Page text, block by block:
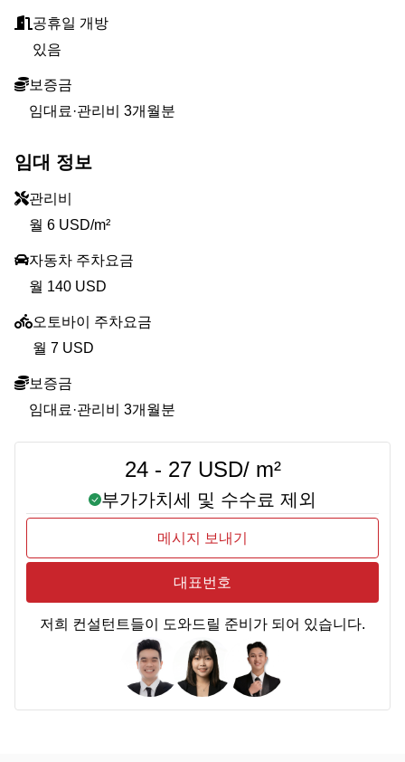
공휴일 개방
있음
보증금
임대료·관리비 3개월분
임대 정보
관리비
월 6 USD/m²
자동차 주차요금
월 140 USD
오토바이 주차요금
월 7 USD
보증금
임대료·관리비 3개월분
24 - 27 USD/ m²
부가가치세 및 수수료 제외
메시지 보내기
대표번호
저희 컨설턴트들이 도와드릴 준비가 되어 있습니다.